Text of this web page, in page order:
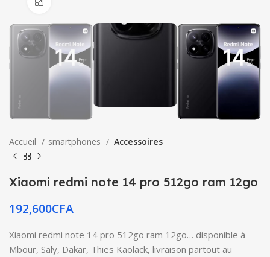
Accueil smartphones Accessoires
Xiaomi redmi note 14 pro 512go ram 12go
192,600CFA
Xiaomi redmi note 14 pro 512go ram 12go… disponible à
Mbour, Saly, Dakar, Thies Kaolack, livraison partout au